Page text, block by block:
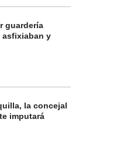
guardería
asfixiaban y
la concejal
imputará